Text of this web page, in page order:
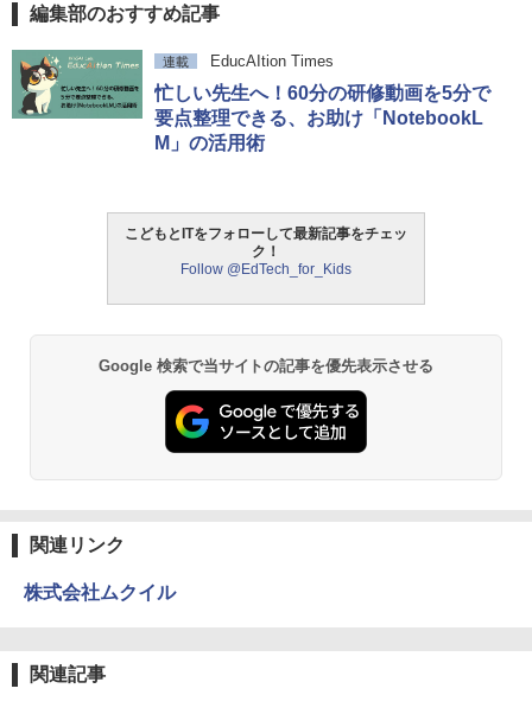
1
ThinkFun ボードゲーム 「サーキット・
メイズ」 配線回路をプログラミングする
日本語説明書付 8歳~ 76341 誕生日 クリ
スマス
モルカ: 原子・分子に強くなるカードゲ
ーム
物理実験モデル楽器電磁気教材を教える
ダルトンボード/ゴルトンボード物理学、
Galtonplatteの物理的な機器
￥5,800
編集部のおすすめ記事
連載 EducAItion Times
忙しい先生へ！60分の研修動画を5分で
要点整理できる、お助け「NotebookL
M」の活用術
こどもとITをフォローして最新記事をチェッ
ク！
Follow @EdTech_for_Kids
Google 検索で当サイトの記事を優先表示させる
関連リンク
株式会社ムクイル
関連記事